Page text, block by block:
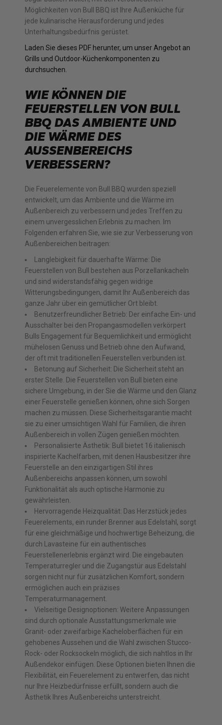
Möglichkeiten von Bull BBQ ist Ihre Außenküche für
jede kulinarische Herausforderung und jedes
Unterhaltungsbedürfnis gerüstet.
Laden Sie dieses PDF herunter, um unser Angebot an
Grills und Outdoor-Küchenkomponenten zu
durchsuchen.
WIE KÖNNEN DIE
FEUERSTELLEN VON BULL
BBQ DAS AMBIENTE UND
DIE WÄRME DES
AUSSENBEREICHS V
ERBESSERN?
Die Feuerelemente von Bull BBQ wurden speziell
entwickelt, um das Ambiente und die Wärme im
Außenbereich zu verbessern und jedes Treffen zu
einem unvergesslichen Erlebnis zu machen. Im
Folgenden erfahren Sie, wie sie zur Verbesserung von
Außenbereichen beitragen:
Langlebigkeit für dauerhafte Wärme: Die
Feuerstellen von Bull bestehen aus Porzellankacheln
und sind widerstandsfähig gegen widrige
Witterungsbedingungen, damit Ihr Außenbereich das
ganze Jahr über ein gemütlicher Ort bleibt.
Benutzerfreundlicher Betrieb: Der einfache Ein- und
Ausschalter bei den Propangasmodellen verkörpert
Bulls Engagement für Bequemlichkeit und ermöglicht
mühelosen Genuss und Betrieb ohne den Aufwand,
der oft mit traditionellen Feuerstellen verbunden ist.
Betonung auf Sicherheit: Die Sicherheit steht an
erster Stelle. Die Feuerstellen von Bull bieten eine
sichere Umgebung, in der Sie die Wärme und den Glanz
einer Feuerstelle genießen können, ohne sich Sorgen
machen zu müssen. Diese Sicherheitsgarantie macht
sie zu einer umsichtigen Wahl für Familien, die ihren
Außenbereich in vollen Zügen genießen möchten.
Personalisierte Ästhetik: Bull bietet 16 italienisch
inspirierte Kachelfarben, mit denen Hausbesitzer ihre
Feuerstelle an den einzigartigen Stil ihres
Außenbereichs anpassen können, um sowohl
Funktionalität als auch optische Harmonie zu
gewährleisten.
Hervorragende Heizqualität: Das Herzstück jedes
Feuerelements, ein runder Brenner aus Edelstahl, sorgt
für eine gleichmäßige und hochwertige Beheizung, die
durch Lavasteine für ein authentisches
Feuerstellenerlebnis ergänzt wird. Die eingebauten
Temperaturregler und die Zugangstür aus Edelstahl
sorgen nicht nur für zusätzlichen Komfort, sondern
ermöglichen auch ein präzises
Temperaturmanagement.
Vielseitige Designoptionen: Weitere Anpassungen
sind durch optionale Ausstattungsmerkmale wie
Granit- oder zweifarbige Kacheloberflächen für ein
gehobenes Aussehen und die Wahl zwischen Stucco-
Rock- oder Rocksockeln möglich, die sich nahtlos in Ihr
Außendekor einfügen. Diese Optionen bieten Ihnen die
Flexibilität, ein Feuerelement zu entwerfen, das nicht
nur Ihre Heizbedürfnisse erfüllt, sondern auch die
Ästhetik Ihres Außenbereichs unterstreicht.